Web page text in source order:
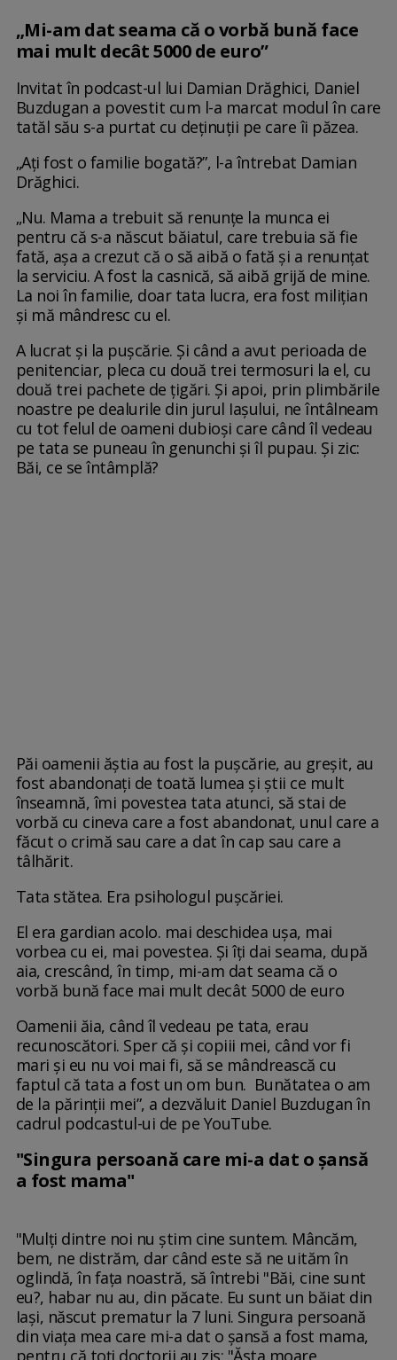
„Mi-am dat seama că o vorbă bună face
mai mult decât 5000 de euro”
Invitat în podcast-ul lui Damian Drăghici, Daniel
Buzdugan a povestit cum l-a marcat modul în care
tatăl său s-a purtat cu deținuții pe care îi păzea.
„Ați fost o familie bogată?”, l-a întrebat Damian
Drăghici.
„Nu. Mama a trebuit să renunțe la munca ei
pentru că s-a născut băiatul, care trebuia să fie
fată, așa a crezut că o să aibă o fată și a renunțat
la serviciu. A fost la casnică, să aibă grijă de mine.
La noi în familie, doar tata lucra, era fost milițian
și mă mândresc cu el.
A lucrat și la pușcărie. Și când a avut perioada de
penitenciar, pleca cu două trei termosuri la el, cu
două trei pachete de țigări. Și apoi, prin plimbările
noastre pe dealurile din jurul Iașului, ne întâlneam
cu tot felul de oameni dubioși care când îl vedeau
pe tata se puneau în genunchi și îl pupau. Și zic:
Băi, ce se întâmplă?
Păi oamenii ăștia au fost la pușcărie, au greșit, au
fost abandonați de toată lumea și știi ce mult
înseamnă, îmi povestea tata atunci, să stai de
vorbă cu cineva care a fost abandonat, unul care a
făcut o crimă sau care a dat în cap sau care a
tâlhărit.
Tata stătea. Era psihologul pușcăriei.
El era gardian acolo. mai deschidea ușa, mai
vorbea cu ei, mai povestea. Și îți dai seama, după
aia, crescând, în timp, mi-am dat seama că o
vorbă bună face mai mult decât 5000 de euro
Oamenii ăia, când îl vedeau pe tata, erau
recunoscători. Sper că și copiii mei, când vor fi
mari și eu nu voi mai fi, să se mândrească cu
faptul că tata a fost un om bun. Bunătatea o am
de la părinții mei”, a dezvăluit Daniel Buzdugan în
cadrul podcastul-ui de pe YouTube.
"Singura persoană care mi-a dat o şansă
a fost mama"
"Mulţi dintre noi nu ştim cine suntem. Mâncăm,
bem, ne distrăm, dar când este să ne uităm în
oglindă, în faţa noastră, să întrebi "Băi, cine sunt
eu?, habar nu au, din păcate. Eu sunt un băiat din
Iaşi, născut prematur la 7 luni. Singura persoană
din viaţa mea care mi-a dat o şansă a fost mama,
pentru că toţi doctorii au zis: "Ăsta moare,